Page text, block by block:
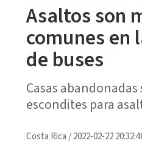
Asaltos son
comunes en
de buses
Casas
escondites para
Costa Rica /2022-02-22